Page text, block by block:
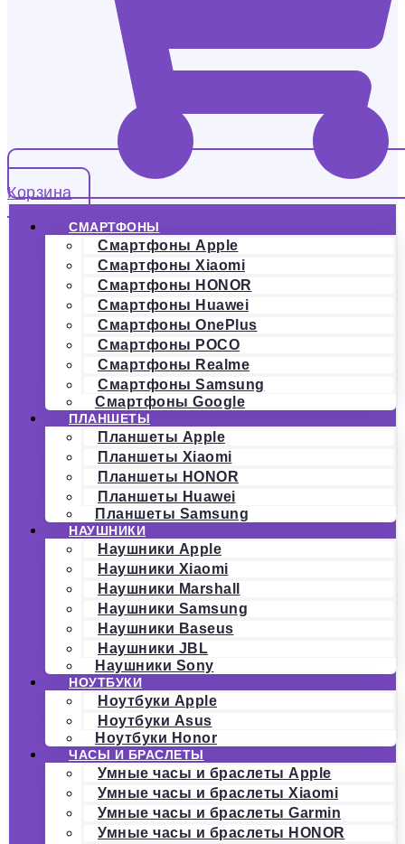
Корзина
СМАРТФОНЫ
Смартфоны Apple
Смартфоны Xiaomi
Смартфоны HONOR
Смартфоны Huawei
Смартфоны OnePlus
Смартфоны POCO
Смартфоны Realme
Смартфоны Samsung
Смартфоны Google
ПЛАНШЕТЫ
Планшеты Apple
Планшеты Xiaomi
Планшеты HONOR
Планшеты Huawei
Планшеты Samsung
НАУШНИКИ
Наушники Apple
Наушники Xiaomi
Наушники Marshall
Наушники Samsung
Наушники Baseus
Наушники JBL
Наушники Sony
НОУТБУКИ
Ноутбуки Apple
Ноутбуки Asus
Ноутбуки Honor
ЧАСЫ И БРАСЛЕТЫ
Умные часы и браслеты Apple
Умные часы и браслеты Xiaomi
Умные часы и браслеты Garmin
Умные часы и браслеты HONOR